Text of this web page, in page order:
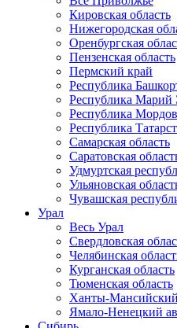
Кировская область
Нижегородская
Оренбургская
Пензенская область
Пермский край
Республика
Республика Марий
Республика
Республика
Самарская область
Саратовская
Удмуртская
Ульяновская
Чувашская
Урал
Весь Урал
Свердловская
Челябинская
Курганская область
Тюменская область
Ханты-
Ямало-Ненецкий